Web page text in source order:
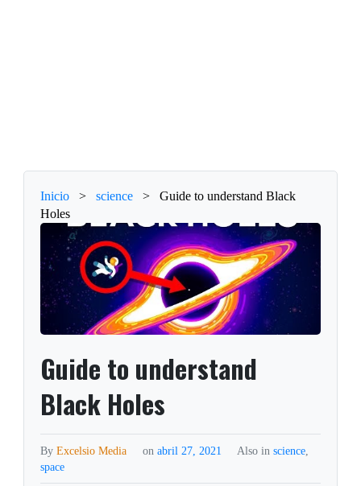
Inicio > science >
Guide to understand Black
Holes
Guide to understand
Black Holes
ByExcelsio Media on abril 27, 2021 Also in science,
space